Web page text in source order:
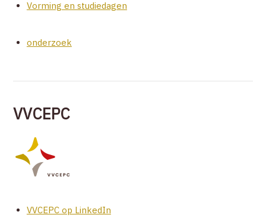
Vorming en studiedagen
onderzoek
VVCEPC
VVCEPC op LinkedIn